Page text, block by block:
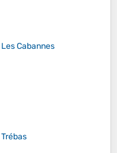
Les Cabannes
Trébas